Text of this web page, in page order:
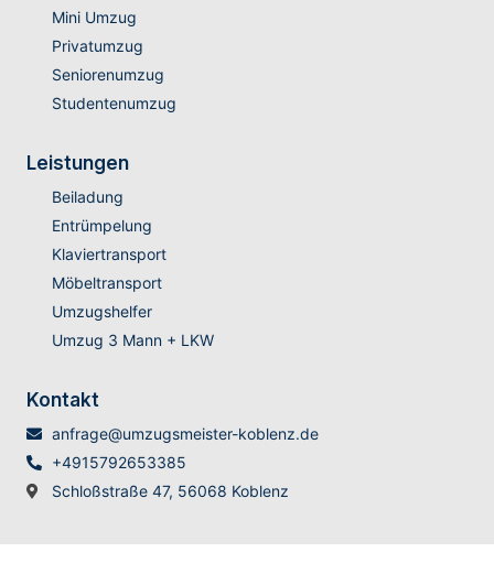
Mini Umzug
Privatumzug
Seniorenumzug
Studentenumzug
Leistungen
Beiladung
Entrümpelung
Klaviertransport
Möbeltransport
Umzugshelfer
Umzug 3 Mann + LKW
Kontakt
anfrage@umzugsmeister-koblenz.de
+4915792653385
Schloßstraße 47, 56068 Koblenz